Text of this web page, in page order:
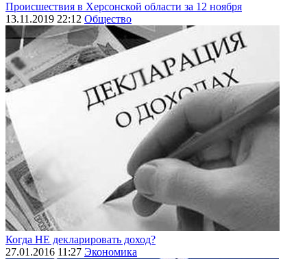
Происшествия в Херсонской области за 12 ноября
13.11.2019 22:12 Общество
Когда НЕ декларировать доход?
27.01.2016 11:27 Экономика